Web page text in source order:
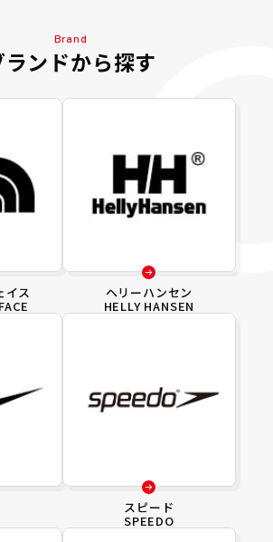
Brand
ランドから探す
イス ヘリーハンセン
HELLY HANSEN
スピード
SPEEDO